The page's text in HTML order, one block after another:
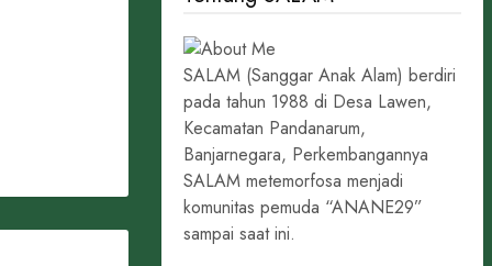
SALAM (Sanggar Anak Alam) berdiri
pada tahun 1988 di Desa Lawen,
Kecamatan Pandanarum,
Banjarnegara, Perkembangannya
SALAM metemorfosa menjadi
komunitas pemuda “ANANE29”
sampai saat ini.